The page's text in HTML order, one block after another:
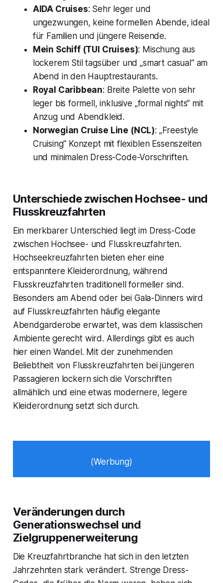
AIDA Cruises: Sehr leger und
ungezwungen, keine formellen Abende, ideal
für Familien und jüngere Reisende.
Mein Schiff (TUI Cruises): Mischung aus
lockerem Stil tagsüber und „smart casual“ am
Abend in den Hauptrestaurants.
Royal Caribbean: Breite Palette von sehr
leger bis formell, inklusive „formal nights“ mit
Anzug und Abendkleid.
Norwegian Cruise Line (NCL): „Freestyle
Cruising“ Konzept mit flexiblen Essenszeiten
und minimalen Dress-Code-Vorschriften.
Unterschiede zwischen Hochsee- und
Flusskreuzfahrten
Ein merkbarer Unterschied liegt im Dress-Code
zwischen Hochsee- und Flusskreuzfahrten.
Hochseekreuzfahrten bieten eher eine
entspanntere Kleiderordnung, während
Flusskreuzfahrten traditionell formeller sind.
Besonders am Abend oder bei Gala-Dinners wird
auf Flusskreuzfahrten häufig elegante
Abendgarderobe erwartet, was dem klassischen
Ambiente gerecht wird. Allerdings gibt es auch
hier einen Wandel. Mit der zunehmenden
Beliebtheit von Flusskreuzfahrten bei jüngeren
Passagieren lockern sich die Vorschriften
allmählich und eine etwas modernere, legere
Kleiderordnung setzt sich durch.
(Werbung)
Veränderungen durch
Generationswechsel und
Zielgruppenerweiterung
Die Kreuzfahrtbranche hat sich in den letzten
Jahrzehnten stark verändert. Strenge Dress-